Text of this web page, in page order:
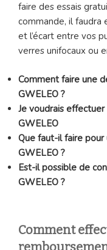
faire des essais
commande, il
et l’écart entre vos
verres unifocaux ou
Comment faire une
GWELEO ?
Je voudrais
GWELEO
Que faut-il faire
GWELEO ?
Est-il possible de
GWELEO ?
Comment